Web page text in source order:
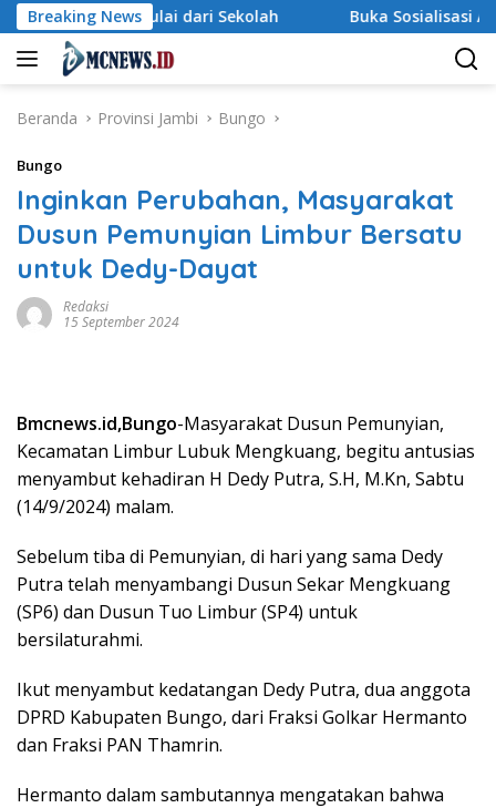
Langsung
ke
konten
Breaking News
dari Sekolah Buka Sosialisasi Akbar
Beranda Provinsi Jambi Bungo
Bungo
Inginkan Perubahan, Masyarakat
Dusun Pemunyian Limbur Bersatu
untuk Dedy-Dayat
Redaksi
15 September 2024
Bmcnews.id,Bungo-Masyarakat Dusun Pemunyian,
Kecamatan Limbur Lubuk Mengkuang, begitu antusias
menyambut kehadiran H Dedy Putra, S.H, M.Kn, Sabtu
(14/9/2024) malam.
Sebelum tiba di Pemunyian, di hari yang sama Dedy
Putra telah menyambangi Dusun Sekar Mengkuang
(SP6) dan Dusun Tuo Limbur (SP4) untuk
bersilaturahmi.
Ikut menyambut kedatangan Dedy Putra, dua anggota
DPRD Kabupaten Bungo, dari Fraksi Golkar Hermanto
dan Fraksi PAN Thamrin.
Hermanto dalam sambutannya mengatakan bahwa